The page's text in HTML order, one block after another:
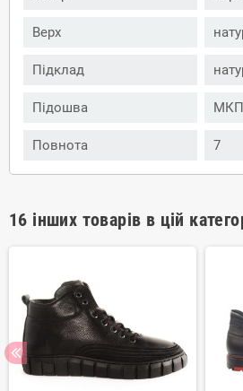
Верх
Підклад
Підошва МКП
Повнота 7
16 інших товарів в цій